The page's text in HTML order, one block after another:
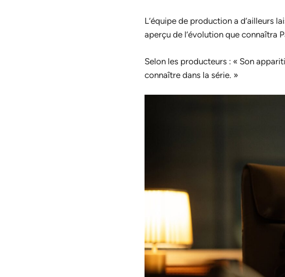
L’équipe de production a d’ailleurs
aperçu de l’évolution que connaîtra
Selon les producteurs : « Son
connaître dans la série. »